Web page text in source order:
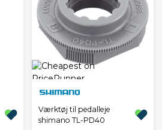
Værktøj til pedalleje
shimano TL-PD40